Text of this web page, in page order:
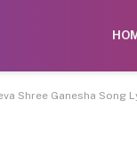
Shree Ganesha Song